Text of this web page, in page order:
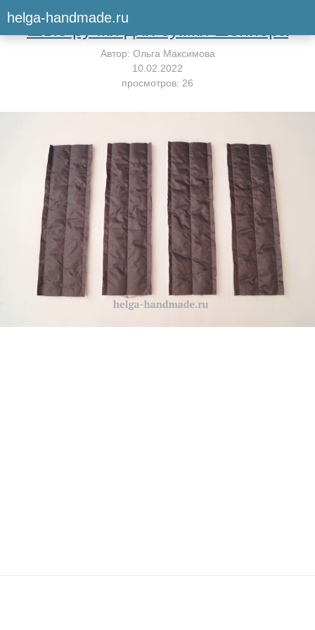
helga-handmade.ruВернуться к мастер-классу
Шью ручки для сумки шоппера
Автор: Ольга Максимова
10.02.2022
просмотров: 26